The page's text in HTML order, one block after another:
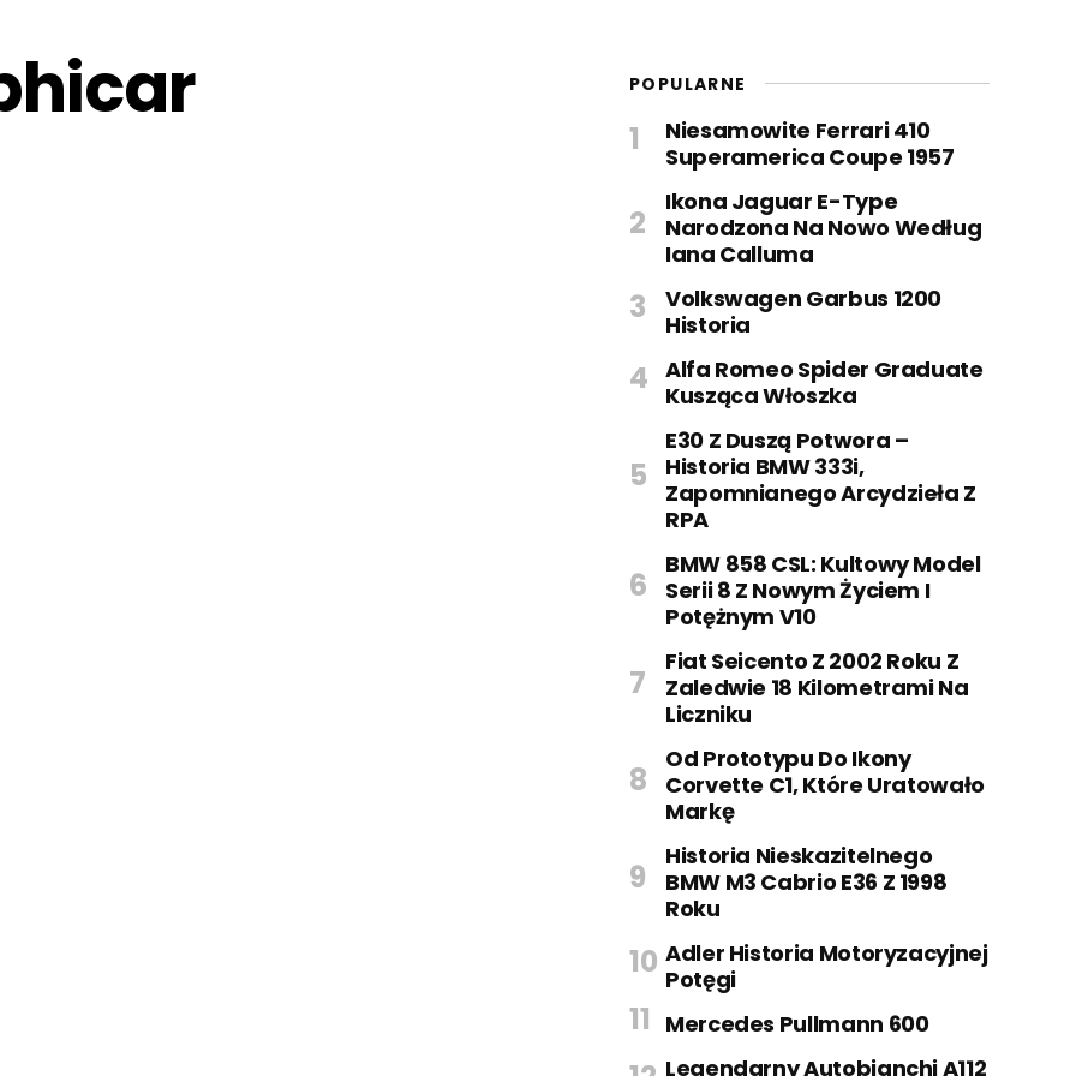
POPULARNE
Niesamowite Ferrari 410
Superamerica Coupe 1957
Ikona Jaguar E-Type
Narodzona Na Nowo Według
Iana Calluma
Volkswagen Garbus 1200
Historia
Alfa Romeo Spider Graduate
Kusząca Włoszka
E30 Z Duszą Potwora –
Historia BMW 333i,
Zapomnianego Arcydzieła Z
RPA
BMW 858 CSL: Kultowy Model
Serii 8 Z Nowym Życiem I
Potężnym V10
Fiat Seicento Z 2002 Roku Z
Zaledwie 18 Kilometrami Na
Liczniku
Od Prototypu Do Ikony
Corvette C1, Które Uratowało
Markę
Historia Nieskazitelnego
BMW M3 Cabrio E36 Z 1998
Roku
Adler Historia Motoryzacyjnej
Potęgi
Mercedes Pullmann 600
Legendarny Autobianchi A112